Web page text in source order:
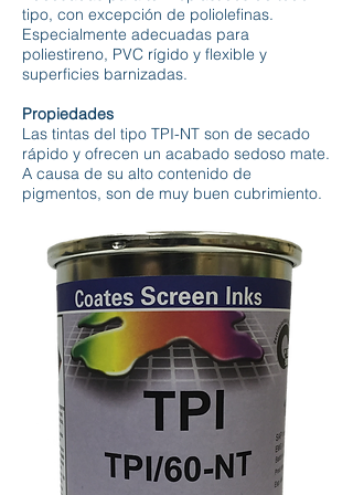
tipo, con excepción de poliolefinas.
Especialmente adecuadas para
poliestireno, PVC rígido y flexible y
superficies barnizadas.
Propiedades
Las tintas del tipo TPI-NT son de secado
rápido y ofrecen un acabado sedoso mate.
A causa de su alto contenido de
pigmentos, son de muy buen cubrimiento.